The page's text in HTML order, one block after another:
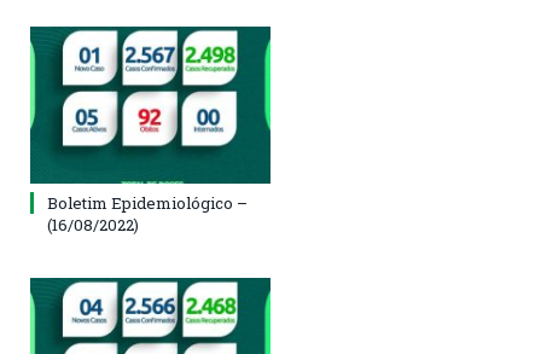
Boletim Epidemiológico –
(16/08/2022)